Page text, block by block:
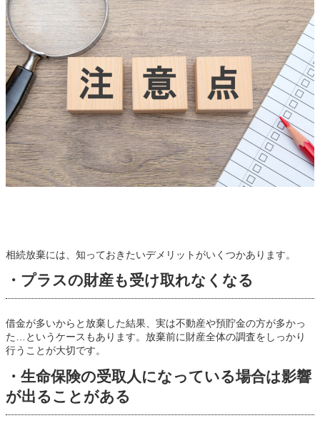
相続放棄には、知っておきたいデメリットがいくつかあります。
・プラスの財産も受け取れなくなる
借金が多いからと放棄した結果、実は不動産や預貯金の方が多かっ
た…というケースもあります。放棄前に財産全体の調査をしっかり
行うことが大切です。
・生命保険の受取人になっている場合は影響
が出ることがある